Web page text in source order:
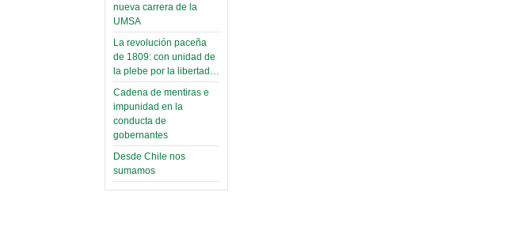
nueva carrera de la
UMSA
La revolución paceña
de 1809: con unidad de
la plebe por la libertad…
Cadena de mentiras e
impunidad en la
conducta de
gobernantes
Desde Chile nos
sumamos